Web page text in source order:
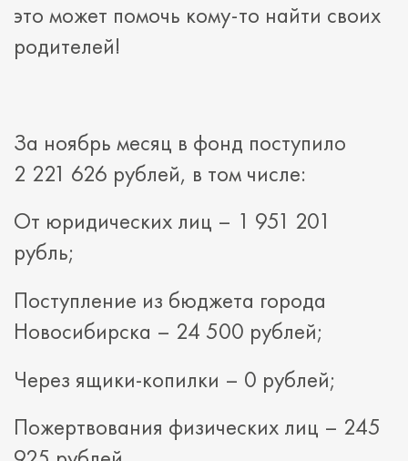
это может помочь кому-то найти своих
родителей!
За ноябрь месяц в фонд поступило
2 221 626 рублей, в том числе:
От юридических лиц – 1 951 201
рубль;
Поступление из бюджета города
Новосибирска – 24 500 рублей;
Через ящики-копилки – 0 рублей;
Пожертвования физических лиц – 245